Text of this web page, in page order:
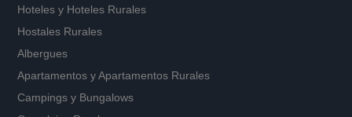
Hoteles y Hoteles Rurales
Hostales Rurales
Albergues
Apartamentos yApartamentos Rurales
Campings y Bungalows